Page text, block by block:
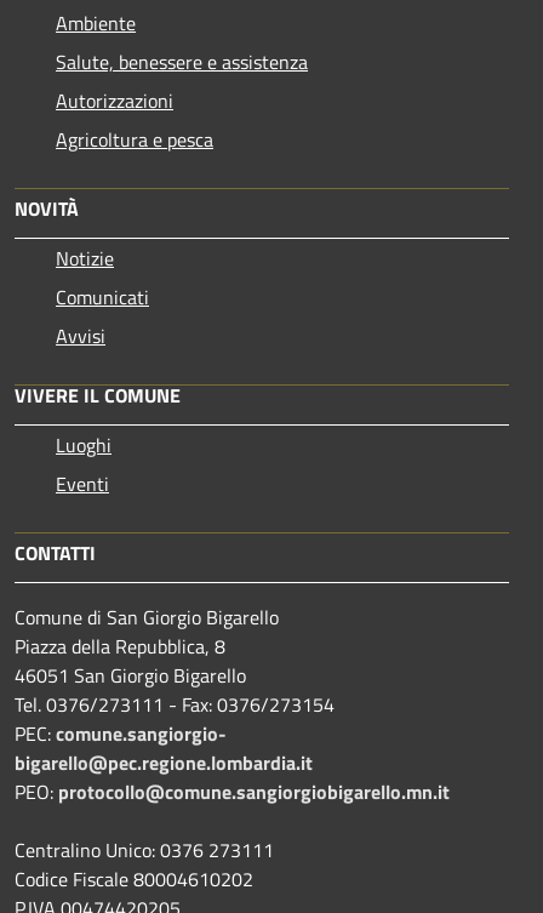
Ambiente
Salute, benessere e assistenza
Autorizzazioni
Agricoltura e pesca
NOVITÀ
Notizie
Comunicati
Avvisi
VIVERE IL COMUNE
Luoghi
Eventi
CONTATTI
Comune di San Giorgio Bigarello
Piazza della Repubblica, 8
46051 San Giorgio Bigarello
Tel. 0376/273111 - Fax: 0376/273154
PEC:comune.sangiorgio-
bigarello@pec.regione.lombardia.it
PEO: protocollo@comune.sangiorgiobigarello.mn.it
Centralino Unico: 0376 273111
Codice Fiscale 80004610202